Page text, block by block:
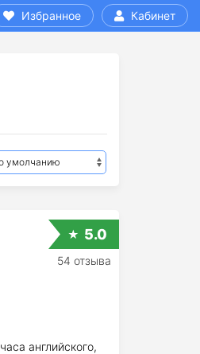
Избранное Кабинет
английского,
5.0
54 отзыва